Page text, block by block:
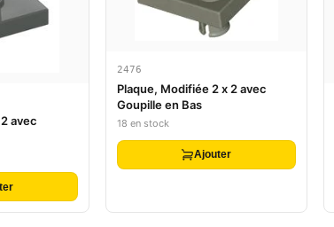
avec
2476
Plaque, Modifiée 2 x 2 avec
Goupille en Bas
18 en stock
Ajouter